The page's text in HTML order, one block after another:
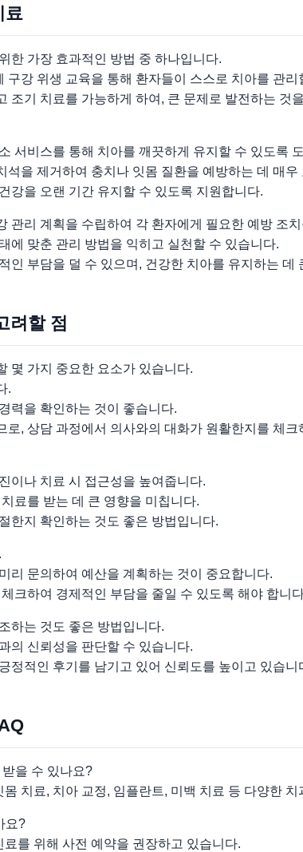
료
한 가장 효과적인 방법 중 하나입니다.
구강 위생 교육을 통해 환자들이 스스로 치아를 관
조기 치료를 가능하게 하여, 큰 문제로 발전하는 것
서비스를 통해 치아를 깨끗하게 유지할 수 있도록
석을 제거하여 충치나 잇몸 질환을 예방하는 데 매우
강을 오랜 기간 유지할 수 있도록 지원합니다.
관리 계획을 수립하여 각 환자에게 필요한 예방 조
에 맞춘 관리 방법을 익히고 실천할 수 있습니다.
인 부담을 덜 수 있으며, 건강한 치아를 유지하는 데
려할 점
몇 가지 중요한 요소가 있습니다.
.
력을 확인하는 것이 좋습니다.
로, 상담 과정에서 의사와의 대화가 원활한지를 체크
이나 치료 시 접근성을 높여줍니다.
료를 받는 데 큰 영향을 미칩니다.
한지 확인하는 것도 좋은 방법입니다.
리 문의하여 예산을 계획하는 것이 중요합니다.
크하여 경제적인 부담을 줄일 수 있도록 해야 합니
하는 것도 좋은 방법입니다.
의 신뢰성을 판단할 수 있습니다.
정적인 후기를 남기고 있어 신뢰도를 높이고 있습니
을 수 있나요?
치료, 치아 교정, 임플란트, 미백 치료 등 다양한 치
요?
를 위해 사전 예약을 권장하고 있습니다.